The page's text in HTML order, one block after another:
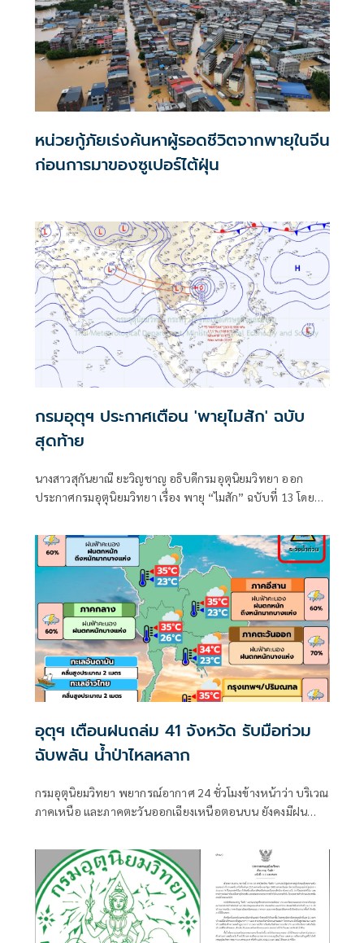
หน่วยกู้ภัยเร่งค้นหาผู้รอดชีวิตจากพายุในจีน
ก่อนการมาของซูเปอร์ไต้ฝุ่น
กรมอุตุฯ ประกาศเตือน 'พายุไมสัก' ฉบับ
สุดท้าย
นางสาวสุกันยาณี ยะวิญชาญ อธิบดีกรมอุตุนิยมวิทยา ออก
ประกาศกรมอุตุนิยมวิทยา เรื่อง พายุ “ไมสัก” ฉบับที่ 13 โดยมี
อุตุฯ เตือนฝนถล่ม 41 จังหวัด รับมือท่วม
ฉับพลัน น้ำป่าไหลหลาก
กรมอุตุนิยมวิทยา พยากรณ์อากาศ 24 ชั่วโมงข้างหน้าว่า บริเวณ
ภาคเหนือ และภาคตะวันออกเฉียงเหนือตอนบน ยังคงมีฝน
ฝนตกหนักบางพื้นที่